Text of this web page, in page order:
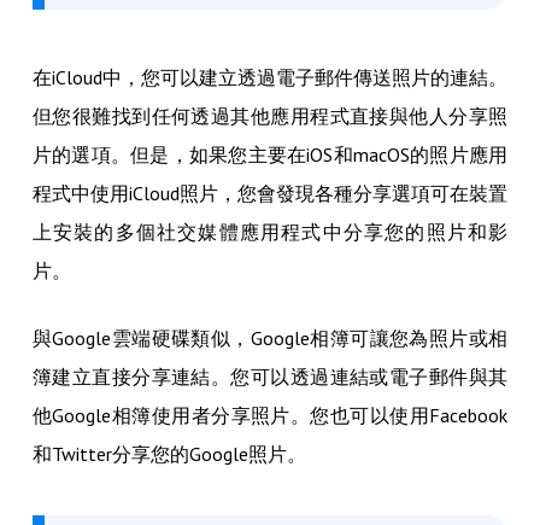
在iCloud中，您可以建立透過電子郵件傳送照片的連結。
但您很難找到任何透過其他應用程式直接與他人分享照
片的選項。但是，如果您主要在iOS和macOS的照片應用
程式中使用iCloud照片，您會發現各種分享選項可在裝置
上安裝的多個社交媒體應用程式中分享您的照片和影
片。
與Google雲端硬碟類似，Google相簿可讓您為照片或相
簿建立直接分享連結。您可以透過連結或電子郵件與其
他Google相簿使用者分享照片。您也可以使用Facebook
和Twitter分享您的Google照片。